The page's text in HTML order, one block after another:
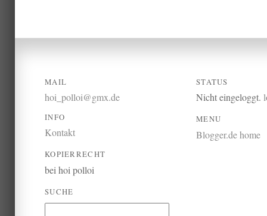
MAIL
hoi_polloi@gmx.de
INFO
Kontakt
KOPIERRECHT
bei hoi polloi
SUCHE
STATUS
Nicht eingeloggt.
MENU
Blogger.de home